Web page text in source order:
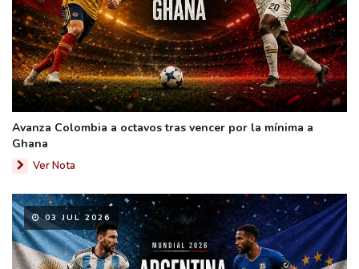
Avanza Colombia a octavos tras vencer por la mínima a
Ghana
Ver Nota
03 JUL 2026